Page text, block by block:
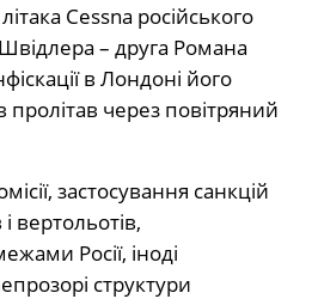
Cessna російського
– друга Романа
в Лондоні його
пролітав через повітряний
застосування санкцій
вертольотів,
Росії, іноді
структури